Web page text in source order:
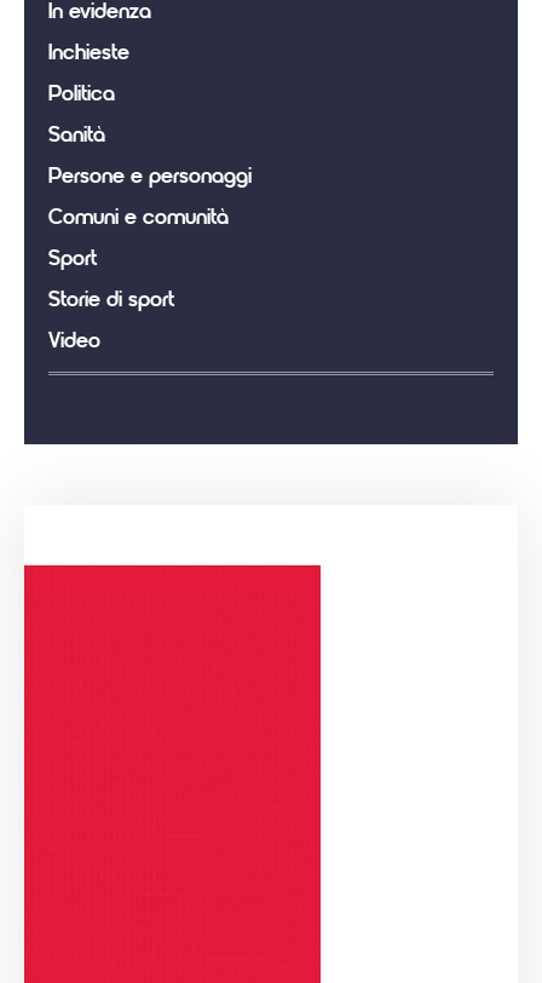
In evidenza
Inchieste
Politica
Sanità
Persone e personaggi
Comuni e comunità
Sport
Storie di sport
Video